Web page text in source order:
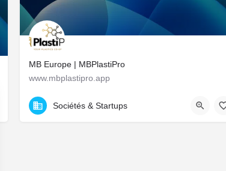
MB Europe | MBPlastiPro
www.mbplastipro.app
9 All. des Balcons de la Roseraie, Chartres, France
Sociétés & Startups